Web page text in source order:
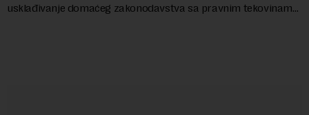
usklađivanje domaćeg zakonodavstva sa pravnim tekovinama